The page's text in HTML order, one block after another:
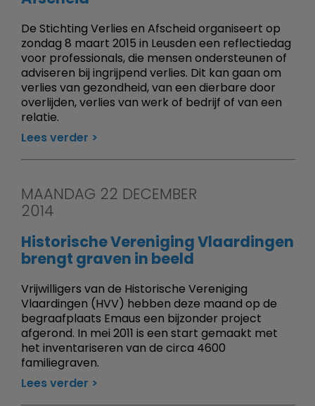
De Stichting Verlies en Afscheid organiseert op
zondag 8 maart 2015 in Leusden een reflectiedag
voor professionals, die mensen ondersteunen of
adviseren bij ingrijpend verlies. Dit kan gaan om
verlies van gezondheid, van een dierbare door
overlijden, verlies van werk of bedrijf of van een
relatie.
Lees verder
MAANDAG 22 DECEMBER
2014
Historische Vereniging Vlaardingen
brengt graven in beeld
Vrijwilligers van de Historische Vereniging
Vlaardingen (HVV) hebben deze maand op de
begraafplaats Emaus een bijzonder project
afgerond. In mei 2011 is een start gemaakt met
het inventariseren van de circa 4600
familiegraven.
Lees verder